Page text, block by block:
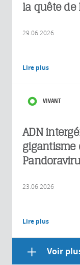
la quête de
29.06.2026
Lire plus
VIVANT
ADN
gigantisme
23.06.2026
Lire plus
Voir